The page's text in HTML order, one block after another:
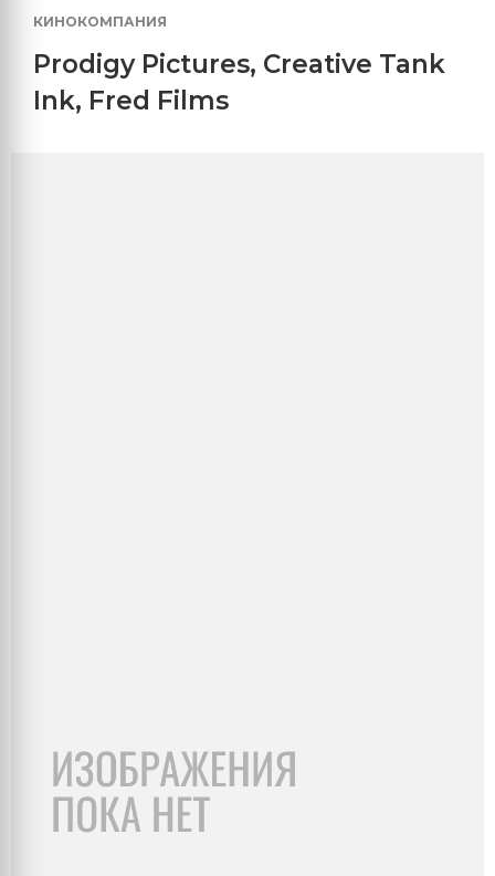
КИНОКОМПАНИЯ
Prodigy Pictures, Creative Tank
Ink, Fred Films